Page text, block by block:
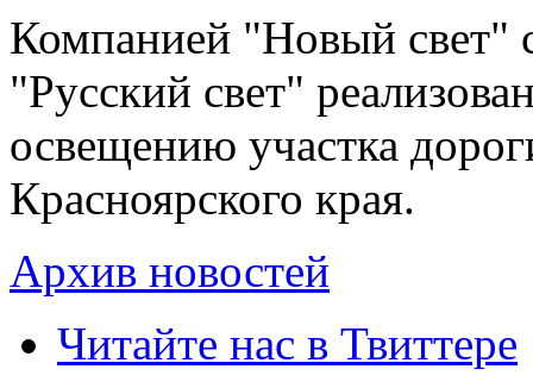
Компанией "Новый свет"
"Русский свет"
освещению участка
Красноярского края.
Архив новостей
Читайте нас в Твиттере